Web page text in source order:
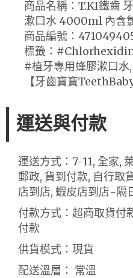
商品名稱：T.KI鐵齒
漱口水 4000ml 內含
商品編號：
標籤：
#植牙專用蜂膠漱口
【牙齒寶寶
運送與付款
運送方式：7-11, 全家,
郵政, 貨到付款, 自行取
店到店, 蝦皮店到店-隔
付款方式：超商取貨付
付款
供貨模式：現貨
配送溫層： 常溫